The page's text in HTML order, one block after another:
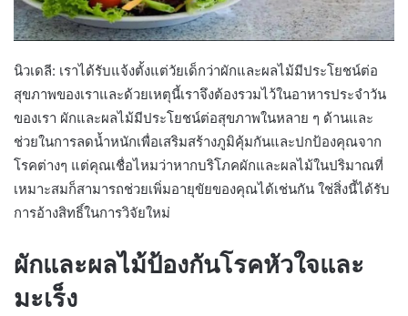
นิวเดลี: เราได้รับแจ้งตั้งแต่วัยเด็กว่าผักและผลไม้มีประโยชน์ต่อ
สุขภาพของเราและด้วยเหตุนี้เราจึงต้องรวมไว้ในอาหารประจำวัน
ของเรา ผักและผลไม้มีประโยชน์ต่อสุขภาพในหลาย ๆ ด้านและ
ช่วยในการลดน้ำหนักเพื่อเสริมสร้างภูมิคุ้มกันและปกป้องคุณจาก
โรคต่างๆ แต่คุณเชื่อไหมว่าหากบริโภคผักและผลไม้ในปริมาณที่
เหมาะสมก็สามารถช่วยเพิ่มอายุขัยของคุณได้เช่นกัน ใช่สิ่งนี้ได้รับ
การอ้างสิทธิ์ในการวิจัยใหม่
ผักและผลไม้ป้องกันโรคหัวใจและ
มะเร็ง